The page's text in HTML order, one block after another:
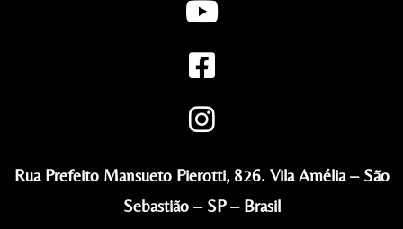
Rua Prefeito Mansueto Pierotti, 826. Vila Amélia – São
Sebastião – SP – Brasil